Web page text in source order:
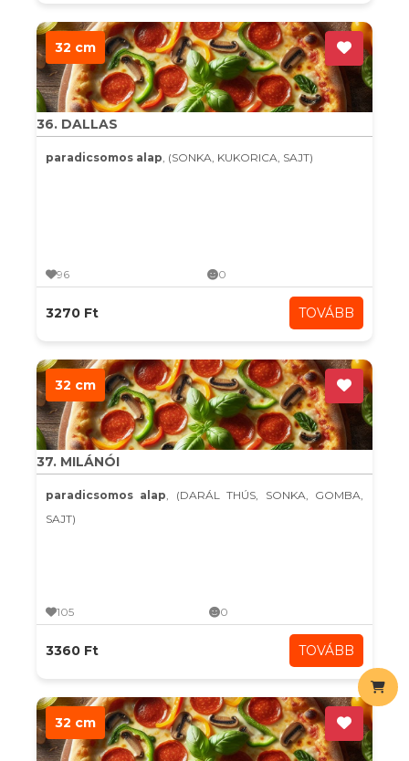
32 cm
36. DALLAS
paradicsomos alap, (SONKA, KUKORICA, SAJT)
96 0
3270 Ft TOVÁBB
32 cm
37. MILÁNÓI
paradicsomos alap, (DARÁL THÚS, SONKA, GOMBA,
SAJT)
105 0
3360 Ft TOVÁBB
32 cm